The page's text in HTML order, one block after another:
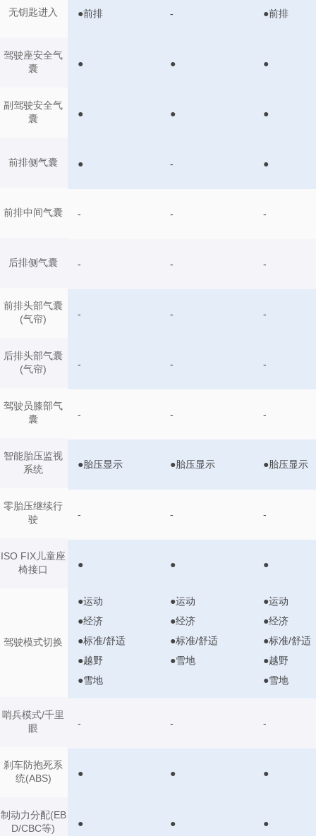
无钥匙进入
驾驶座安全气
囊
副驾驶安全气
囊
前排侧气囊
前排中间气囊
后排侧气囊
前排头部气囊
(气帘)
后排头部气囊
(气帘)
驾驶员膝部气
囊
智能胎压监视
系统
零胎压继续行
驶
ISO FIX儿童座
椅接口
驾驶模式切换
哨兵模式/千里
眼
刹车防抱死系
统(ABS)
制动力分配(EB
D/CBC等)
●前排 - ●前排
● ● ●
● ● ●
● - ●
- - -
- - -
- - -
- - -
- - -
●胎压显示 ●胎压显示 ●胎压显示
- - -
● ● ●
●运动
●经济
●标准/舒适
●越野
●雪地
●运动
●经济
●标准/舒适
●雪地
●运动
●经济
●标准/舒适
●越野
●雪地
- - -
● ● ●
● ● ●